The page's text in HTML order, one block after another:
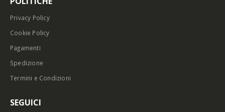
Privacy Policy
Cookie Policy
Pagamenti
Spedizione
Termini e Condizioni
SEGUICI